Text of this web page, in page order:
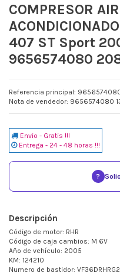
COMPRESOR
407 ST Sport
9656574080
Referencia principal:
Nota de vendedor: 9656574080
Envio - Gratis !!!
Entrega - 24 - 48 horas !!!
?
Descripción
Código de motor: RHR
Código de caja cambios: M 6V
Año de vehículo: 2005
KM: 124210
Numero de bastidor: